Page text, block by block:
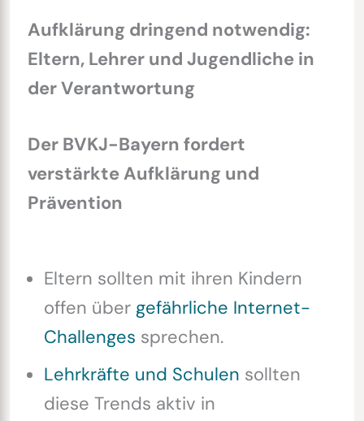
Aufklärung dringend notwendig:
Eltern, Lehrer und Jugendliche in
der Verantwortung
Der BVKJ-Bayern fordert
verstärkte Aufklärung und
Prävention
Eltern sollten mit ihren Kindern
offen über gefährliche Internet-
Challenges sprechen.
Lehrkräfte und Schulen sollten
diese Trends aktiv in